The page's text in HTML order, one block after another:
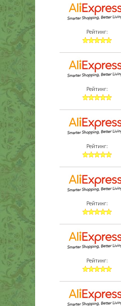
Рейтинг:
Рейтинг:
Рейтинг:
Рейтинг:
Рейтинг: